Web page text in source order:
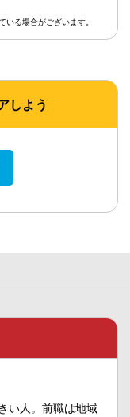
る場合がございます。
しよう
い人。前職は地域